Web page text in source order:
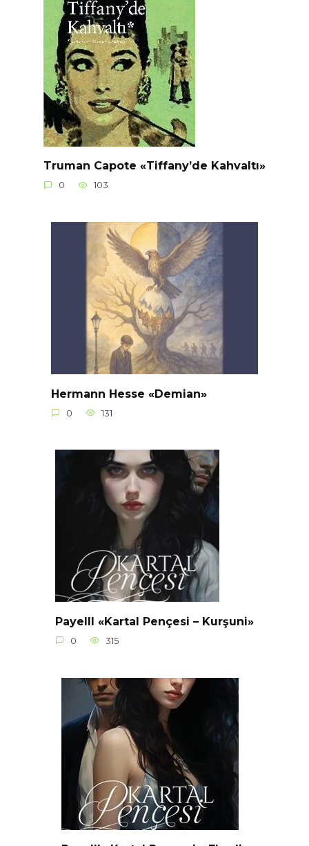
Truman Capote «Tiffany’de Kahvaltı»
0 103
Hermann Hesse «Demian»
0 131
Payelll «Kartal Pençesi – Kurşuni»
0 315